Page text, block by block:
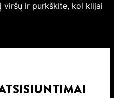
viršų ir purkškite, kol klijai